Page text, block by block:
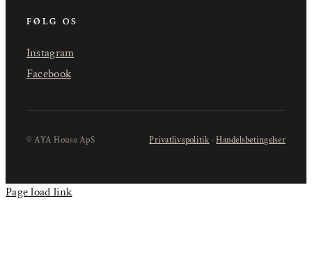
FØLG OS
Instagram
Facebook
© AYA House ApS Privatlivspolitik ·Handelsbetingelser
Page load link